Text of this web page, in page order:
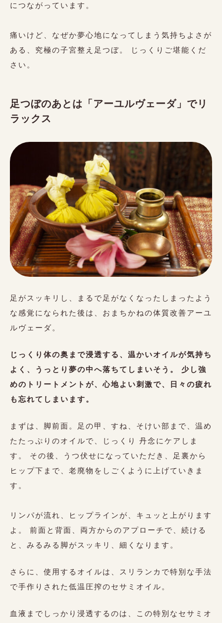
につながっています。
痛いけど、なぜか夢心地になってしまう気持ちよさが
ある、究極の子宮整え足つぼ。 じっくりご堪能くだ
さい。
足つぼのあとは「アーユルヴェーダ」でリ
ラックス
足がスッキリし、まるで足がなくなったしまったよう
な感覚になられた後は、おまちかねの体質改善アーユ
ルヴェーダ。
じっくり体の奥まで浸透する、温かいオイルが気持ち
よく、うっとり夢の中へ落ちてしまいそう。 少し強
めのトリートメントが、心地よい刺激で、日々の疲れ
も忘れてしまいます。
まずは、脚前面。足の甲、すね、そけい部まで、温め
たたっぷりのオイルで、じっくり 丹念にケアしま
す。 その後、うつ伏せになっていただき、足裏から
ヒップ下まで、老廃物をしごくように上げていきま
す。
リンパが流れ、ヒップラインが、キュッと上がります
よ。 前面と背面、両方からのアプローチで、続ける
と、みるみる脚がスッキリ、細くなります。
さらに、使用するオイルは、スリランカで特別な手法
で手作りされた低温圧搾のセサミオイル。
血液までしっかり浸透するのは、この特別なセサミオ